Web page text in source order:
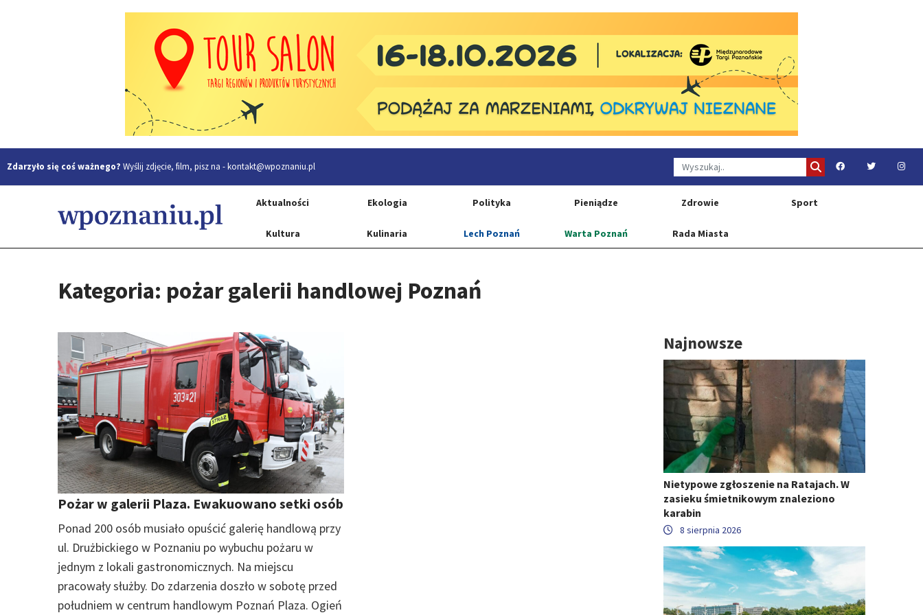
Zdarzyło się coś ważnego? Wyślij zdjęcie, film, pisz na -kontakt@wpoznaniu.pl
Aktualności Ekologia Polityka Pieniądze Zdrowie Sport
Kultura Kulinaria Lech Poznań Warta Poznań Rada Miasta
Kategoria: pożar galerii handlowej Poznań
Pożar w galerii Plaza. Ewakuowano setki osób
Ponad 200 osób musiało opuścić galerię handlową przy
ul. Drużbickiego w Poznaniu po wybuchu pożaru w
jednym z lokali gastronomicznych. Na miejscu
pracowały służby. Do zdarzenia doszło w sobotę przed
południem w centrum handlowym Poznań Plaza. Ogień
Najnowsze
Nietypowe zgłoszenie na Ratajach. W
zasieku śmietnikowym znaleziono
karabin
8 sierpnia 2026